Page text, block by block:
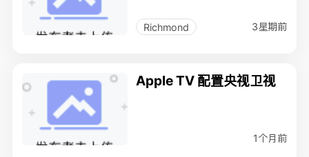
Richmond 3星期前
Apple TV 配置央视卫视
1个月前